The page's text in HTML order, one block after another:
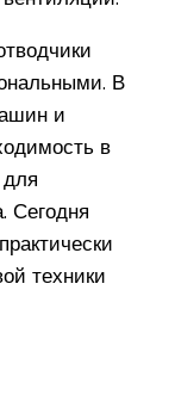
В
и
в
Сегодня
техники